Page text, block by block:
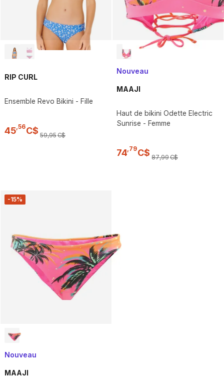
RIP CURL
Ensemble Revo Bikini - Fille
45 56C$ 59,95C$
Nouveau
MAAJI
Haut de bikini Odette Electric
Sunrise - Femme
74 79C$ 87,99C$
-15%
Nouveau
MAAJI